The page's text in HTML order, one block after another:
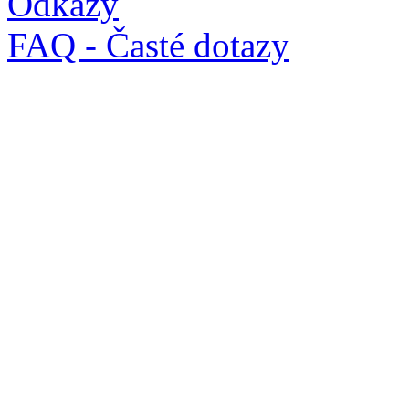
FAQ - Časté dotazy